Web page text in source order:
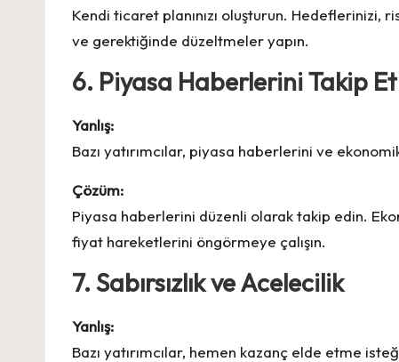
Kendi ticaret planınızı oluşturun. Hedeflerinizi,
ve gerektiğinde düzeltmeler yapın.
6. Piyasa Haberlerini Takip
Yanlış:
Bazı yatırımcılar, piyasa haberlerini ve
Çözüm:
Piyasa haberlerini düzenli olarak takip edin.
fiyat hareketlerini öngörmeye çalışın.
7. Sabırsızlık ve Acelecilik
Yanlış:
Bazı yatırımcılar, hemen kazanç elde etme